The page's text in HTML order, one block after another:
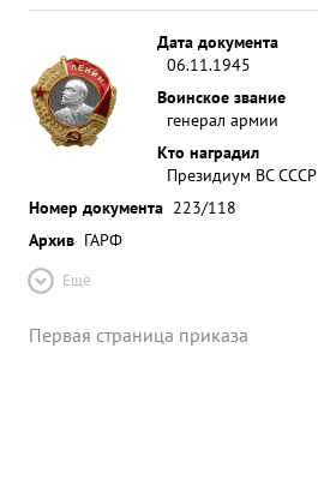
Дата документа
06.11.1945
Воинское звание
генерал армии
Кто наградил
Президиум ВС СССР
Номер документа 223/118
Архив ГАРФ
Ещё
Первая страница приказа